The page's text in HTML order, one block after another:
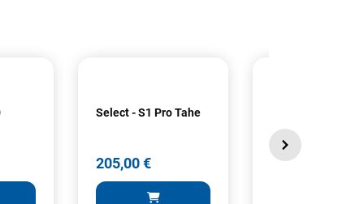
Select - S1 Pro Tahe
205,00 € 195,00 €